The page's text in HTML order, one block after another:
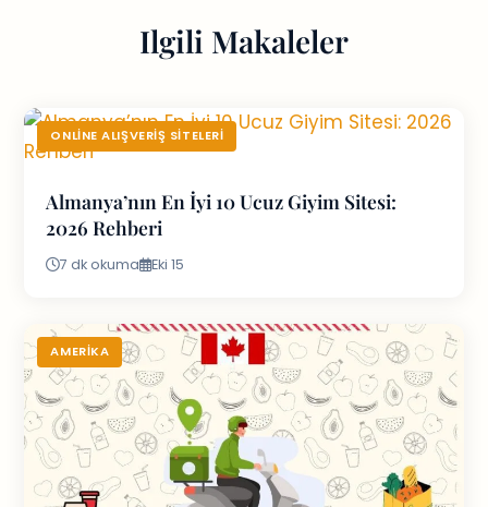
Ilgili Makaleler
ONLINE ALIŞVERIŞ SITELERI
Almanya’nın En İyi 10 Ucuz Giyim Sitesi:
2026 Rehberi
7 dk okuma Eki 15
AMERIKA